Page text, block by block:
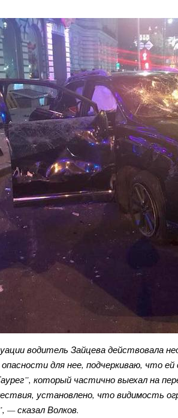
водитель Зайцева действовала
опасности для нее, подчеркиваю, что
который частично выехал на
установлено, что видимость
— сказал Волков.